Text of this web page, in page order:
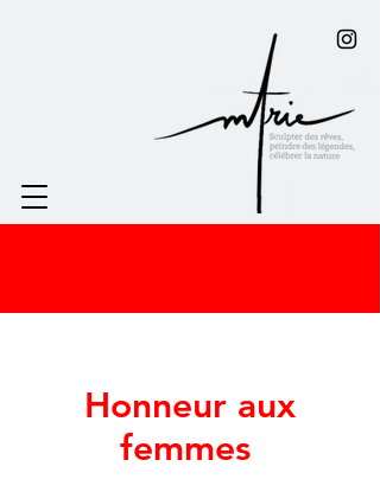
Honneur aux
femmes